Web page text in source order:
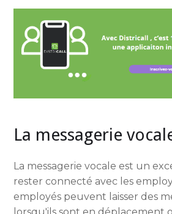
La messagerie
La messagerie vocale est un
rester connecté avec les
employés peuvent laisser des